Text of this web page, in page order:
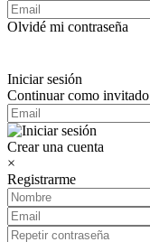
Olvidé mi contraseña
Iniciar sesión
Continuar como invitado
Crear una cuenta
×
Registrarme